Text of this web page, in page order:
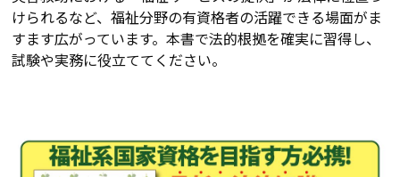
けられるなど、福祉分野の有資格者の活躍できる場面がま
すます広がっています。本書で法的根拠を確実に習得し、
試験や実務に役立ててください。